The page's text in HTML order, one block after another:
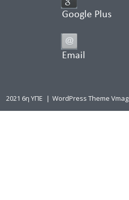
Google Plus
Email
2021 6η ΥΠΕ | WordPress Theme Vmag